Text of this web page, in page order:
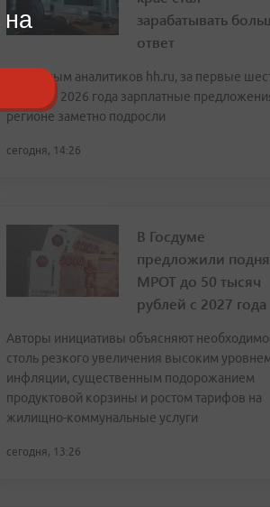
зарабатывать
ответ
По данным аналитиков hh.ru, за первые
месяцев 2026 года зарплатные
регионе заметно подросли
сегодня, 14:26
В Госдуме
предложили
МРОТ до 50 тысяч
рублей с 2027 года
Авторы инициативы объясняют
столь резкого увеличения высоким
инфляции, существенным подорожанием
продуктовой корзины и ростом тарифов на
жилищно-коммунальные услуги
сегодня, 13:26